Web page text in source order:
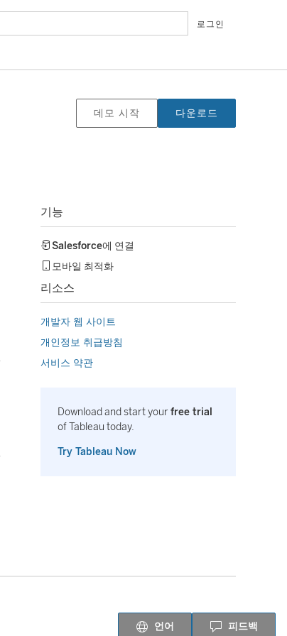
로그인
데모 시작 다운로드
기능
Salesforce에 연결
모바일 최적화
리소스
개발자 웹 사이트
개인정보 취급방침
서비스 약관
Download and start yourfree trial
of Tableau today.
Try Tableau Now
언어 피드백